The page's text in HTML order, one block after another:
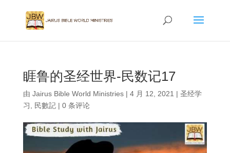
睚鲁的圣经世界-民数记17
由 Jairus Bible World Ministries| 4 月 12, 2021 | 圣经学
习
民數記| 0 条评论